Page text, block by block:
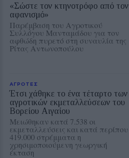
«Σώστε τον κτηνοτρόφο από τον
αφανισμό»
Παρέμβαση του Αγροτικού
Συλλόγου Μανταμάδου για τον
αφθώδη πυρετό στη συναυλία της
Ρίτας Αντωνοπούλου
ΑΓΡΟΤΕΣ
Έτσι χάθηκε το ένα τέταρτο των
αγροτικών εκμεταλλεύσεων του
Βορείου Αιγαίου
Μειώθηκαν κατά 7.538 οι
εκμεταλλεύσεις και κατά περίπου
419.000 στρέμματα η
χρησιμοποιούμενη γεωργική
έκταση